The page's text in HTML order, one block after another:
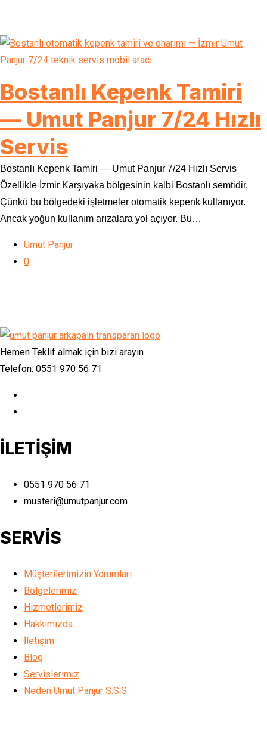
Bostanlı Kepenk Tamiri
— Umut Panjur 7/24 Hızlı
Servis
Bostanlı Kepenk Tamiri — Umut Panjur 7/24 Hızlı Servis
Özellikle İzmir Karşıyaka bölgesinin kalbi Bostanlı semtidir.
Çünkü bu bölgedeki işletmeler otomatik kepenk kullanıyor.
Ancak yoğun kullanım arızalara yol açıyor. Bu…
Umut Panjur
0
Hemen Teklif almak için bizi arayın
Telefon: 0551 970 56 71
İLETİŞİM
0551 970 56 71
musteri@umutpanjur.com
SERVİS
Müşterilerimizin Yorumları
Bölgelerimiz
Hizmetlerimiz
Hakkımızda
İletişim
Blog
Servislerimiz
Neden Umut Panjur S.S.S